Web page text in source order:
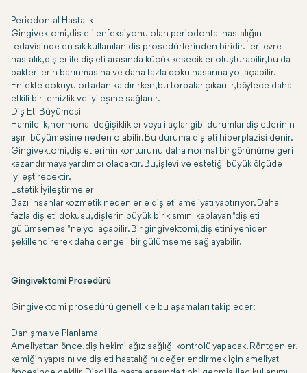
Periodontal Hastalık
Gingivektomi, diş eti enfeksiyonu olan periodontal hastalığın
tedavisinde en sık kullanılan diş prosedürlerinden biridir. İleri evre
hastalık, dişler ile diş eti arasında küçük kesecikler oluşturabilir, bu da
bakterilerin barınmasına ve daha fazla doku hasarına yol açabilir.
Enfekte dokuyu ortadan kaldırırken, bu torbalar çıkarılır, böylece daha
etkili bir temizlik ve iyileşme sağlanır.
Diş Eti Büyümesi
Hamilelik, hormonal değişiklikler veya ilaçlar gibi durumlar diş etlerinin
aşırı büyümesine neden olabilir. Bu duruma diş eti hiperplazisi denir.
Gingivektomi, diş etlerinin konturunu daha normal bir görünüme geri
kazandırmaya yardımcı olacaktır. Bu, işlevi ve estetiği büyük ölçüde
iyileştirecektir.
Estetik İyileştirmeler
Bazı insanlar kozmetik nedenlerle diş eti ameliyatı yaptırıyor. Daha
fazla diş eti dokusu, dişlerin büyük bir kısmını kaplayan "diş eti
gülümsemesi"ne yol açabilir. Bir gingivektomi, diş etini yeniden
şekillendirerek daha dengeli bir gülümseme sağlayabilir.
Gingivektomi Prosedürü
Gingivektomi prosedürü genellikle bu aşamaları takip eder:
Danışma ve Planlama
Ameliyattan önce, diş hekimi ağız sağlığı kontrolü yapacak. Röntgenler,
kemiğin yapısını ve diş eti hastalığını değerlendirmek için ameliyat